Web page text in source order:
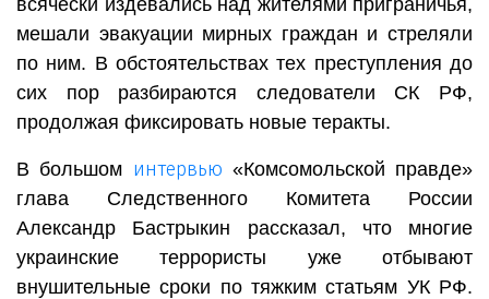
мешали эвакуации мирных граждан и стреляли
по ним. В обстоятельствах тех преступления до
сих пор разбираются следователи СК РФ,
продолжая фиксировать новые теракты.
В большом интервью «Комсомольской правде»
глава Следственного Комитета России
Александр Бастрыкин рассказал, что многие
украинские террористы уже отбывают
внушительные сроки по тяжким статьям УК РФ.